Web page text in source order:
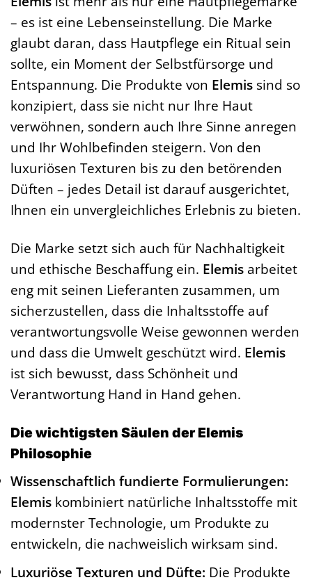
– es ist eine Lebenseinstellung. Die Marke
glaubt daran, dass Hautpflege ein Ritual sein
sollte, ein Moment der Selbstfürsorge und
Entspannung. Die Produkte von Elemis sind so
konzipiert, dass sie nicht nur Ihre Haut
verwöhnen, sondern auch Ihre Sinne anregen
und Ihr Wohlbefinden steigern. Von den
luxuriösen Texturen bis zu den betörenden
Düften – jedes Detail ist darauf ausgerichtet,
Ihnen ein unvergleichliches Erlebnis zu bieten.
Die Marke setzt sich auch für Nachhaltigkeit
und ethische Beschaffung ein. Elemis arbeitet
eng mit seinen Lieferanten zusammen, um
sicherzustellen, dass die Inhaltsstoffe auf
verantwortungsvolle Weise gewonnen werden
und dass die Umwelt geschützt wird. Elemis
ist sich bewusst, dass Schönheit und
Verantwortung Hand in Hand gehen.
Die wichtigsten Säulen der Elemis
Philosophie
Wissenschaftlich fundierte Formulierungen:
Elemis kombiniert natürliche Inhaltsstoffe mit
modernster Technologie, um Produkte zu
entwickeln, die nachweislich wirksam sind.
Luxuriöse Texturen und Düfte: Die Produkte